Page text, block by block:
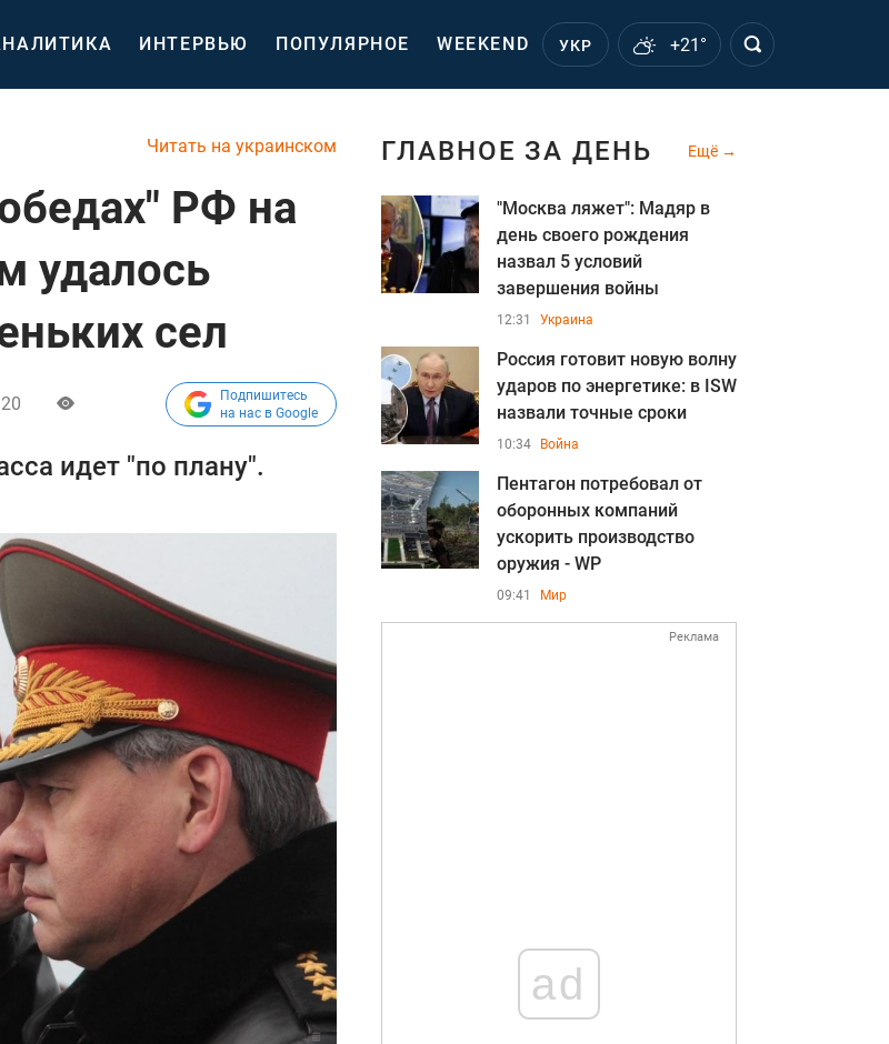
ИНТЕРВЬЮ ПОПУЛЯРНОЕ WEEKEND УКР +21°
Читать на украинском
РФ на
удалось
сел
Подпишитесь
на нас в Google
идет "по плану".
ГЛАВНОЕ ЗА ДЕНЬ Ещё
"Москва ляжет": Мадяр в
день своего рождения
назва л 5 условий
завершения войны
12:31 Украина
Россия готовит новую волну
ударов по энергетике: в ISW
назвали точные сроки
10:34 Война
Пентагон потребовал от
оборонных компаний
ускорить производство
оружия - WP
09:41 Мир
Реклама
ad